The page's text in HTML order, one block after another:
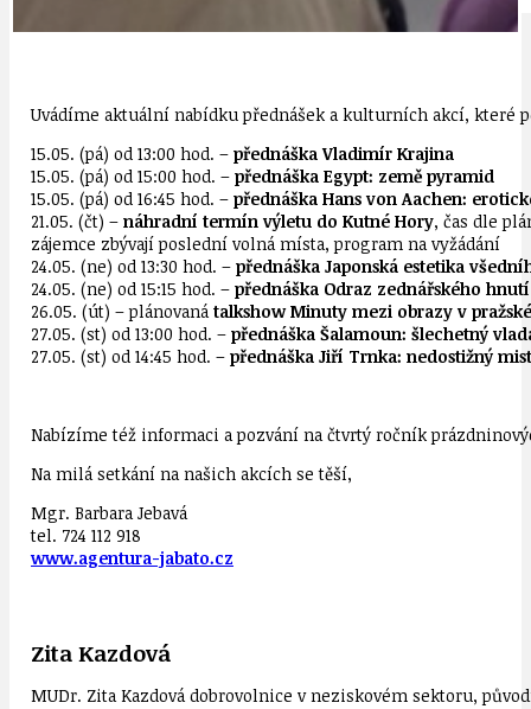
Uvádíme aktuální nabídku přednášek a kulturních akcí, které
15.05. (pá) od 13:00 hod. – přednáška Vladimír Krajina
15.05. (pá) od 15:00 hod. – přednáška Egypt: země pyramid
15.05. (pá) od 16:45 hod. – přednáška Hans von Aachen:
21.05. (čt) – náhradní termín výletu do Kutné Hory, čas dle
zájemce zbývají poslední volná místa, program na vyžádání
24.05. (ne) od 13:30 hod. – přednáška Japonská estetika
24.05. (ne) od 15:15 hod. – přednáška Odraz zednářského
26.05. (út) – plánovanátalkshow Minuty mezi obrazy v
27.05. (st) od 13:00 hod. – přednáška Šalamoun: šlechetný
27.05. (st) od 14:45 hod. – přednáška Jiří Trnka: nedostižný
Nabízíme též informaci a pozvání na čtvrtý ročník
Na milá setkání na našich akcích se těší,
Mgr. Barbara Jebavá
tel. 724 112 918
www.agentura-jabato.cz
Zita Kazdová
MUDr. Zita Kazdová dobrovolnice v neziskovém sektoru,